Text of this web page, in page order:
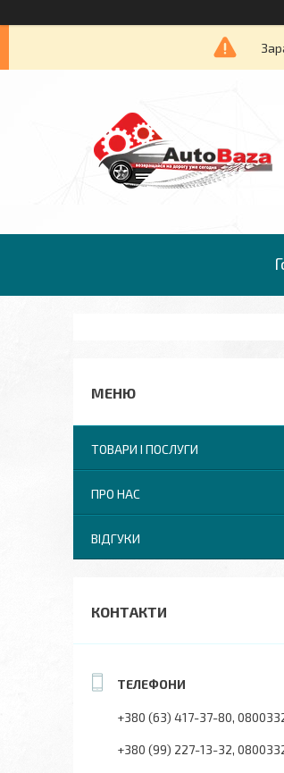
ТОВАРИ І ПОСЛУГИ
ПРО НАС
ВІДГУКИ
КОНТАКТИ
+380 (63) 417-37-80
+380 (99) 227-13-32